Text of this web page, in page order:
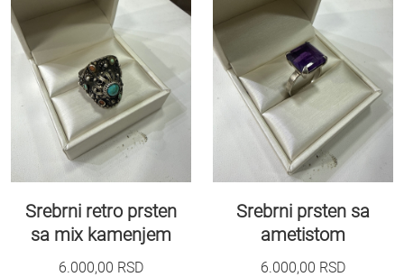
Srebrni retro prsten
sa mix kamenjem
6.000,00 RSD
Srebrni prsten sa
ametistom
6.000,00 RSD